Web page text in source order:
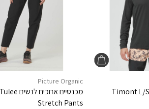
Timont L/S
Picture Organic
מכנסיים ארוכים לנשיםTulee
Stretch Pants